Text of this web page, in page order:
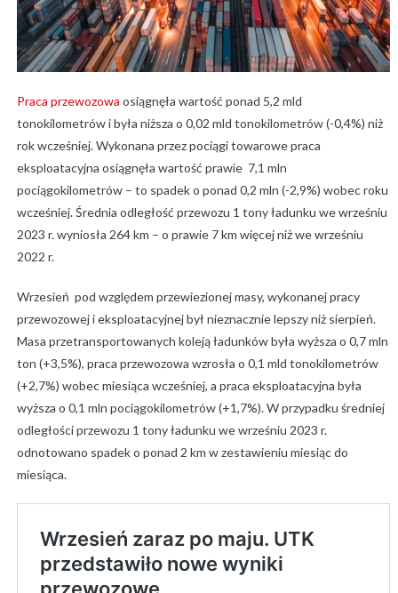
Praca przewozowa osiągnęła wartość ponad 5,2 mld
tonokilometrów i była niższa o 0,02 mld tonokilometrów (-0,4%) niż
rok wcześniej. Wykonana przez pociągi towarowe praca
eksploatacyjna osiągnęła wartość prawie 7,1 mln
pociągokilometrów – to spadek o ponad 0,2 mln (-2,9%) wobec roku
wcześniej. Średnia odległość przewozu 1 tony ładunku we wrześniu
2023 r. wyniosła 264 km – o prawie 7 km więcej niż we wrześniu
2022 r.
Wrzesień pod względem przewiezionej masy, wykonanej pracy
przewozowej i eksploatacyjnej był nieznacznie lepszy niż sierpień.
Masa przetransportowanych koleją ładunków była wyższa o 0,7 mln
ton (+3,5%), praca przewozowa wzrosła o 0,1 mld tonokilometrów
(+2,7%) wobec miesiąca wcześniej, a praca eksploatacyjna była
wyższa o 0,1 mln pociągokilometrów (+1,7%). W przypadku średniej
odległości przewozu 1 tony ładunku we wrześniu 2023 r.
odnotowano spadek o ponad 2 km w zestawieniu miesiąc do
miesiąca.